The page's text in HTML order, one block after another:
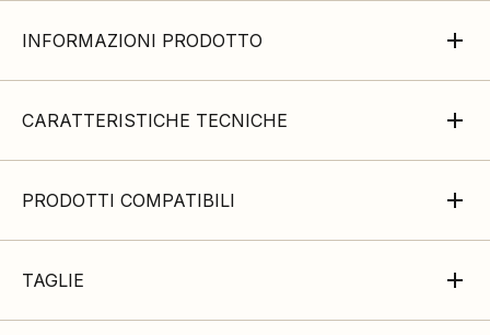
INFORMAZIONI PRODOTTO
CARATTERISTICHE TECNICHE
PRODOTTI COMPATIBILI
TAGLIE